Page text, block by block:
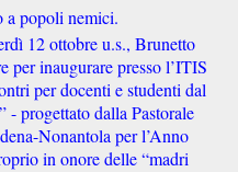
a popoli nemici.
12 ottobre u.s., Brunetto
per inaugurare presso l’ITIS
per docenti e studenti dal
- progettato dalla Pastorale
Nonantola per l’Anno
in onore delle “madri